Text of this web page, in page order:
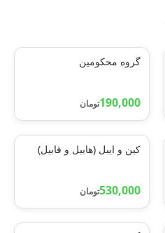
گروه محکومین
190,000تومان
کین و ایبل (هابیل و قابیل)
530,000تومان